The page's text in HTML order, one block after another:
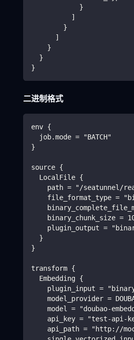
            }
          ]
        }
      ]
    }
  }
}
二进制格式
env {
  job.mode = "BATCH"
}
source {
  LocalFile {
path = "/seatunnel/
file_format_type =
binary_chunk_size =
plugin_output =
  }
}
transform {
  Embedding {
plugin_input =
model_provider =
model = "doubao-
api_key = "test-api-
api_path = "http://